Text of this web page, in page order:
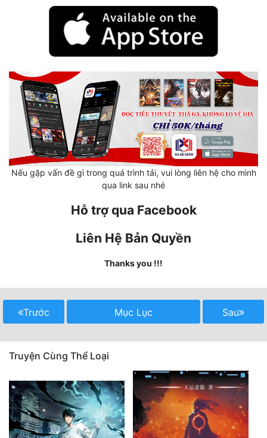
Nữ Phụ
Phong Thủy - Tâm Linh
Phương Tây
Phản Phái
Quan Trường
Tiên Hiệp
Trinh Thám
Triều Đấu
Trùng Sinh
Trọng Sinh
Nếu gặp vấn đề gì trong quá trình tải, vui lòng liên hệ cho mình
qua link sau nhé
Hỗ trợ qua Facebook
Liên Hệ Bản Quyền
Thanks you !!!
Trước Mục Lục Sau
Truyện Cùng Thể Loại